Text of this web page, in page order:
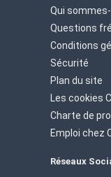
Qui
Questions
Conditions
Sécurité
Plan du site
Les cookies
Charte de
Emploi chez
Réseaux